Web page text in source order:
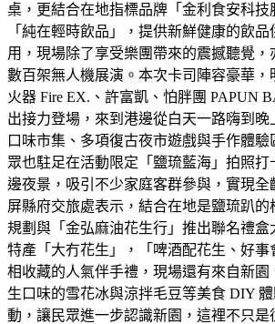
桌，更結合在地指標品牌「金利食安科技
「純在輕時飲品」，提供新鮮健康的飲
用，現場除了享受樂團帶來的震撼聽覺，
數百架無人機展演。本次卡司陣容豪華，
火器 Fire EX.、許富凱、怕胖團 PAPUN
出接力登場，來到港邊從白天一路嗨到
口味市集、多項復古夜市遊戲與手作體
眾也駐足在活動限定「鹽琉藍海」拍照
邊夜景，吸引不少家庭客群參與，實現全
屏縣府交旅處表示，結合在地是鹽琉趴的
規劃與「金弘麻油花生行」推出聯名禮盒
特產「大冇花生」，「啤酒配花生、好事
相收藏的人氣伴手禮，現場還有來自新園
生口味的雪花冰與涼拌毛豆等美食 DIY
動，讓民眾進一步認識新園，這裡不只是